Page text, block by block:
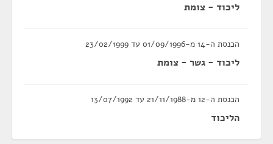
ליכוד - צומת
הכנסת ה-14 מ-01/09/1996 עד 23/02/1999
ליכוד - גשר - צומת
הכנסת ה-12 מ-21/11/1988 עד 13/07/1992
הליכוד